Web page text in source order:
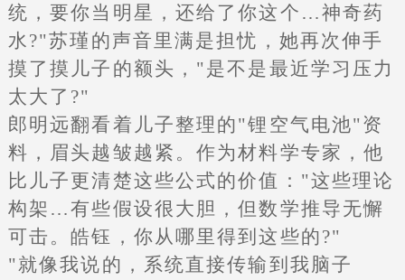
统，要你当明星，还给了你这个…神奇药
水?"苏瑾的声音里满是担忧，她再次伸手
摸了摸儿子的额头，"是不是最近学习压力
太大了?"
郎明远翻看着儿子整理的"锂空气电池"资
料，眉头越皱越紧。作为材料学专家，他
比儿子更清楚这些公式的价值："这些理论
构架…有些假设很大胆，但数学推导无懈
可击。皓钰，你从哪里得到这些的?"
"就像我说的，系统直接传输到我脑子